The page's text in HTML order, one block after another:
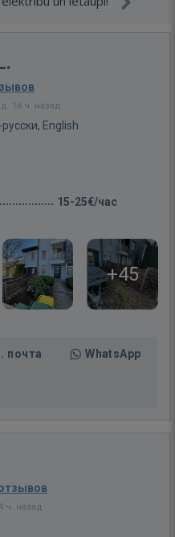
16 ч. назад
English
15-25€/час
+45
почта WhatsApp
ч. назад